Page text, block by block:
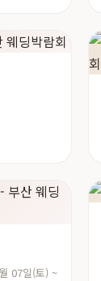
07일(토) ~